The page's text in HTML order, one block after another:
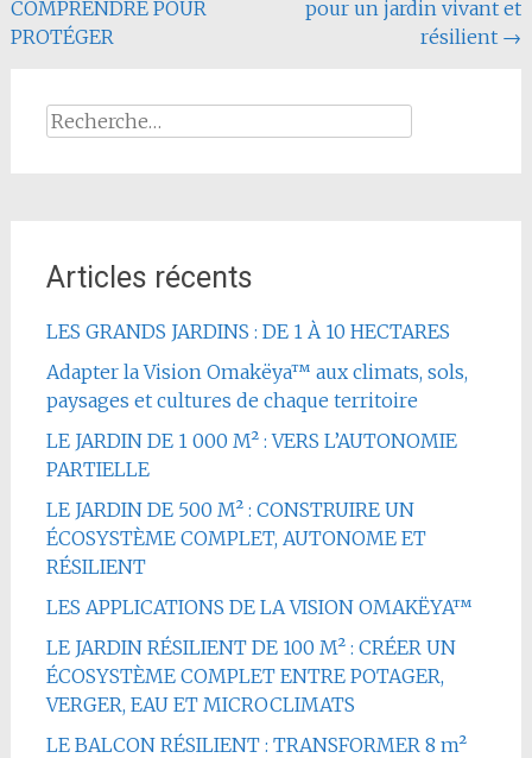
l'article
COMPRENDRE POUR
PROTÉGER
pour un jardin vivant et
résilient →
Rechercher :
Articles récents
LES GRANDS JARDINS : DE 1 À 10 HECTARES
Adapter la Vision Omakëya™ aux climats, sols,
paysages et cultures de chaque territoire
LE JARDIN DE 1 000 M² : VERS L’AUTONOMIE
PARTIELLE
LE JARDIN DE 500 M² : CONSTRUIRE UN
ÉCOSYSTÈME COMPLET, AUTONOME ET
RÉSILIENT
LES APPLICATIONS DE LA VISION OMAKËYA™
LE JARDIN RÉSILIENT DE 100 M² : CRÉER UN
ÉCOSYSTÈME COMPLET ENTRE POTAGER,
VERGER, EAU ET MICROCLIMATS
LE BALCON RÉSILIENT : TRANSFORMER 8 m²